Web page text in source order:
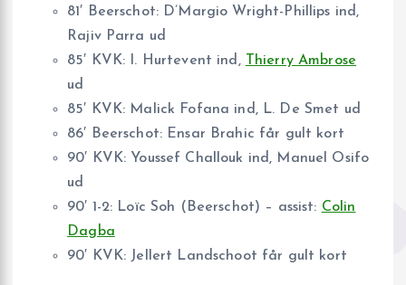
81′ Beerschot: D’Margio Wright-Phillips ind,
Rajiv Parra ud
85′ KVK: I. Hurtevent ind,
Thierry Ambrose
ud
85′ KVK: Malick Fofana ind, L. De Smet ud
86′ Beerschot: Ensar Brahic får gult kort
90′ KVK: Youssef Challouk ind, Manuel Osifo
ud
90′ 1-2: Loïc Soh (Beerschot) – assist: Colin
Dagba
90′ KVK: Jellert Landschoot får gult kort